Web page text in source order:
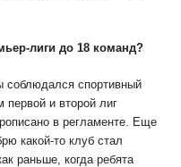
лиги до 18 команд?
соблюдался спортивный
первой и второй лиг
в регламенте. Еще
какой-то клуб стал
раньше, когда ребята